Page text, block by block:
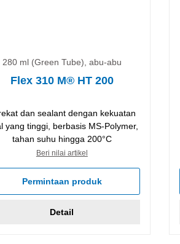
280 ml (Green Tube), abu-abu
Flex 310 M® HT 200
dan sealant dengan kekuatan
yang tinggi, berbasis MS-Polymer,
tahan suhu hingga 200°C
Beri nilai artikel
Permintaan produk
Detail